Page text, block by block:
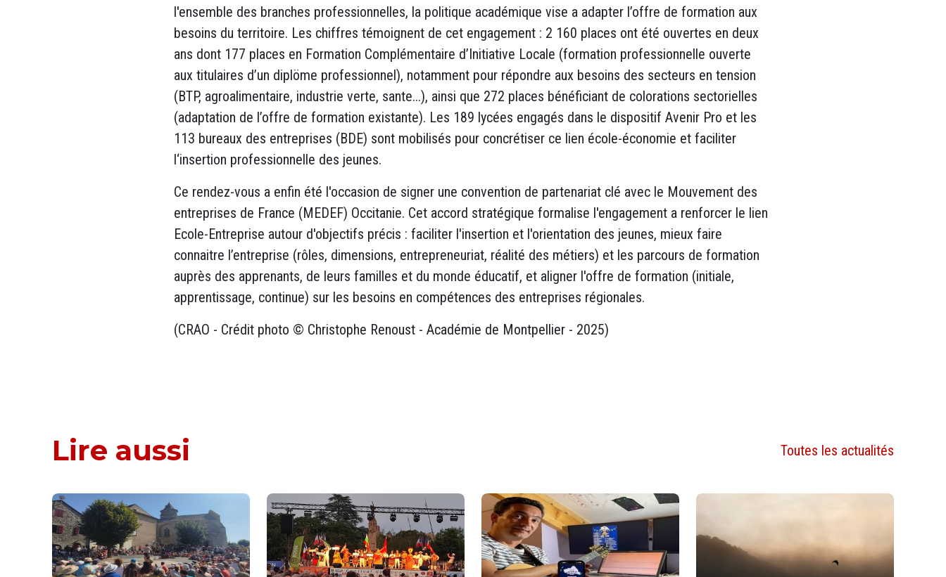
l'ensemble des branches professionnelles, la politique académique vise a adapter l’offre de formation aux
besoins du territoire. Les chiffres témoignent de cet engagement : 2 160 places ont été ouvertes en deux
ans dont 177 places en Formation Complémentaire d’Initiative Locale (formation professionnelle ouverte
aux titulaires d’un diplöme professionnel), notamment pour répondre aux besoins des secteurs en tension
(BTP, agroalimentaire, industrie verte, sante...), ainsi que 272 places bénéficiant de colorations sectorielles
(adaptation de l’offre de formation existante). Les 189 lycées engagés dans le dispositif Avenir Pro et les
113 bureaux des entreprises (BDE) sont mobilisés pour concrétiser ce lien école-économie et faciliter
l‘insertion professionnelle des jeunes.
Ce rendez-vous a enfin été l'occasion de signer une convention de partenariat clé avec le Mouvement des
entreprises de France (MEDEF) Occitanie. Cet accord stratégique formalise l'engagement a renforcer le lien
Ecole-Entreprise autour d'objectifs précis : faciliter l'insertion et l'orientation des jeunes, mieux faire
connaitre l’entreprise (rôles, dimensions, entrepreneuriat, réalité des métiers) et les parcours de formation
auprès des apprenants, de leurs familles et du monde éducatif, et aligner l'offre de formation (initiale,
apprentissage, continue) sur les besoins en compétences des entreprises régionales.
(CRAO - Crédit photo © Christophe Renoust - Académie de Montpellier - 2025)
Lire aussi Toutes les actualités